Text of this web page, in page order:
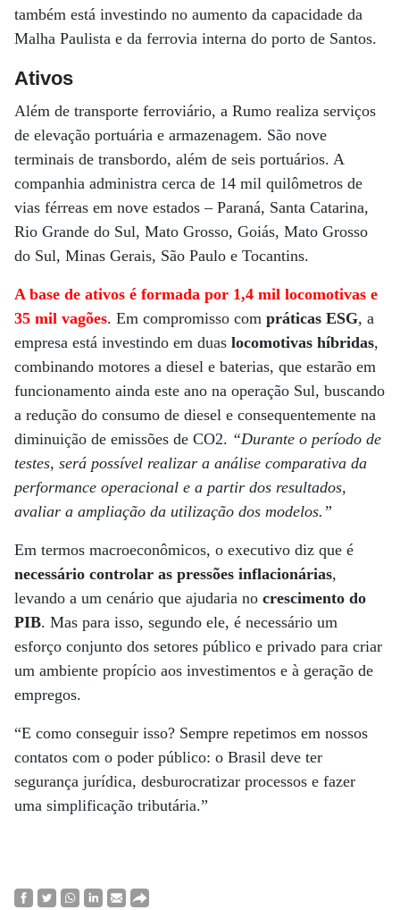
também está investindo no aumento da capacidade da
Malha Paulista e da ferrovia interna do porto de Santos.
Ativos
Além de transporte ferroviário, a Rumo realiza serviços
de elevação portuária e armazenagem. São nove
terminais de transbordo, além de seis portuários. A
companhia administra cerca de 14 mil quilômetros de
vias férreas em nove estados – Paraná, Santa Catarina,
Rio Grande do Sul, Mato Grosso, Goiás, Mato Grosso
do Sul, Minas Gerais, São Paulo e Tocantins.
A base de ativos é formada por 1,4 mil locomotivas e
35 mil vagões. Em compromisso com práticas ESG, a
empresa está investindo em duas locomotivas híbridas,
combinando motores a diesel e baterias, que estarão em
funcionamento ainda este ano na operação Sul, buscando
a redução do consumo de diesel e consequentemente na
diminuição de emissões de CO2. “Durante o período de
testes, será possível realizar a análise comparativa da
performance operacional e a partir dos resultados,
avaliar a ampliação da utilização dos modelos.”
Em termos macroeconômicos, o executivo diz que é
necessário controlar as pressões inflacionárias,
levando a um cenário que ajudaria no crescimento do
PIB. Mas para isso, segundo ele, é necessário um
esforço conjunto dos setores público e privado para criar
um ambiente propício aos investimentos e à geração de
empregos.
“E como conseguir isso? Sempre repetimos em nossos
contatos com o poder público: o Brasil deve ter
segurança jurídica, desburocratizar processos e fazer
uma simplificação tributária.”